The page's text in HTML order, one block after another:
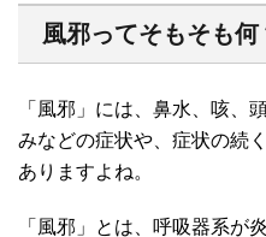
風邪ってそもそも何
「風邪」には、鼻水、咳、
みなどの症状や、症状の続
ありますよね。
「風邪」とは、呼吸器系が